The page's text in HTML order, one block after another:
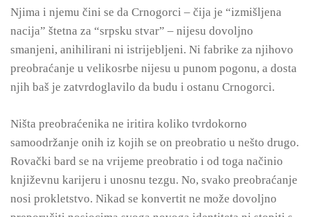
Njima i njemu čini se da Crnogorci – čija je “izmišljena
nacija” štetna za “srpsku stvar” – nijesu dovoljno
smanjeni, anihilirani ni istrijebljeni. Ni fabrike za njihovo
preobraćanje u velikosrbe nijesu u punom pogonu, a dosta
njih baš je zatvrdoglavilo da budu i ostanu Crnogorci.
Ništa preobraćenika ne iritira koliko tvrdokorno
samoodržanje onih iz kojih se on preobratio u nešto drugo.
Rovački bard se na vrijeme preobratio i od toga načinio
književnu karijeru i unosnu tezgu. No, svako preobraćanje
nosi prokletstvo. Nikad se konvertit ne može dovoljno